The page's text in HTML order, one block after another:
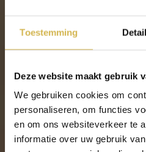
Toestemming
Deze website maakt gebruik
We gebruiken cookies om
personaliseren, om functies
en om ons websiteverkeer te
informatie over uw gebruik